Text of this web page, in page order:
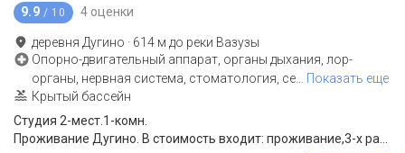
9.9 / 10 4 оценки
деревня Дугино · 614 м до реки Вазузы
Опорно-двигательный аппарат, органы дыхания, лор-
органы, нервная система, стоматология, се
Показать еще
Крытый бассейн
Студия 2-мест.1-комн.